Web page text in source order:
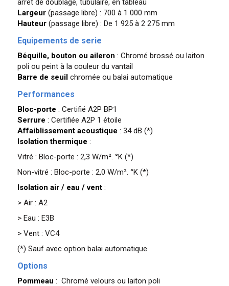
arrêt de doublage, tubulaire, en tableau
Largeur(passage libre) : 700 à 1 000 mm
Hauteur(passage libre) : De 1 925 à 2 275 mm
Equipements de serie
Béquille, bouton ou aileron : Chromé brossé ou laiton
poli ou peint à la couleur du vantail
Barre de seuilchromée ou balai automatique
Performances
Bloc-porte : Certifié A2P BP1
Serrure : Certifiée A2P 1 étoile
Affaiblissement acoustique : 34 dB (*)
Isolation thermique :
Vitré : Bloc-porte : 2,3 W/m². °K (*)
Non-vitré : Bloc-porte : 2,0 W/m². °K (*)
Isolation air / eau / vent:
> Air : A2
> Eau : E3B
> Vent : VC4
(*) Sauf avec option balai automatique
Options
Pommeau : Chromé velours ou laiton poli